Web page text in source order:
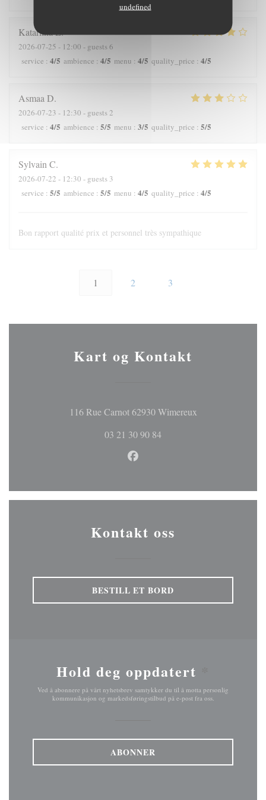
undefined
KatariinaL
2026-07-25 - 12:00 - guests 6
service : 4/5 ambience : 4/5 menu : 4/5 quality_price : 4/5
Asmaa D
2026-07-23 - 12:30 - guests 2
service : 4/5 ambience : 5/5 menu : 3/5 quality_price : 5/5
Sylvain C
2026-07-22 - 12:30 - guests 3
service : 5/5 ambience : 5/5 menu : 4/5 quality_price : 4/5
Bon rapport qualité prix et personnel très sympathique
1 2 3
Kart og Kontakt
116 Rue Carnot 62930 Wimereux((åpner i et nytt
03 21 30 90 84
Facebook ((åpner i et nytt
Kontakt oss
BESTILL ET BORD
Hold deg oppdatert
Ved å abonnere på vårt nyhetsbrev samtykker du til å motta personlig
kommunikasjon og markedsføringstilbud på e-post fra oss.
ABONNER